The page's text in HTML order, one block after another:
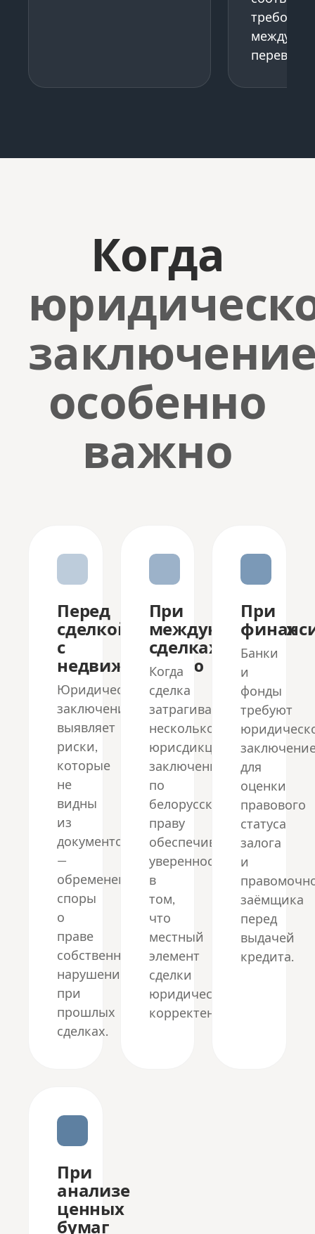
Когда
особенно
важно
Перед
сделкой
с
недвижимостью
Юридическое
заключение
выявляет
риски,
которые
не
видны
из
документов
—
обременения,
споры
о
праве
собственности,
нарушения
при
прошлых
сделках.
При
международных
сделках
Когда
сделка
затрагивает
несколько
юрисдикций,
заключение
по
белорусскому
праву
обеспечивает
уверенность
в
том,
что
местный
элемент
сделки
юридически
корректен.
При
Банки
и
фонды
требуют
для
оценки
правового
статуса
залога
и
заёмщика
перед
выдачей
кредита.
При
анализе
ценных
бумаг